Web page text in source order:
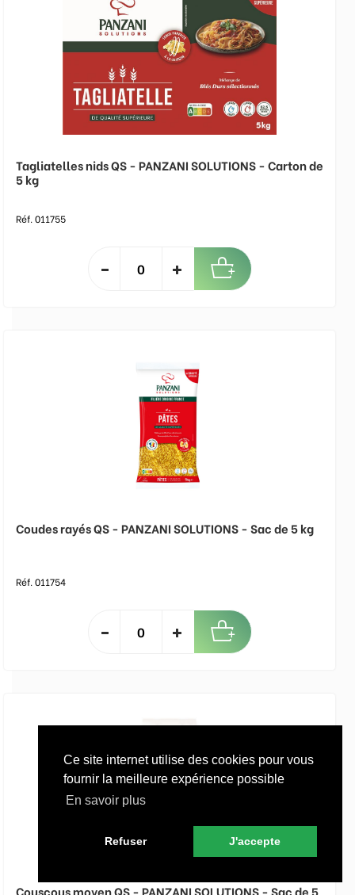
Ce site internet utilise des cookies pour vous
fournir la meilleure expérience possible
En savoir plus
Refuser J'accepte
Tagliatelles nids QS - PANZANI SOLUTIONS - Carton de
5 kg
Réf. 011755
Coudes rayés QS - PANZANI SOLUTIONS - Sac de 5 kg
Réf. 011754
Couscous moyen QS - PANZANI SOLUTIONS - Sac de 5